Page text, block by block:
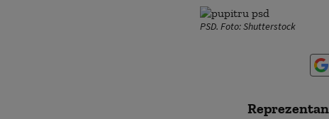
PSD. Foto: Shutterstock